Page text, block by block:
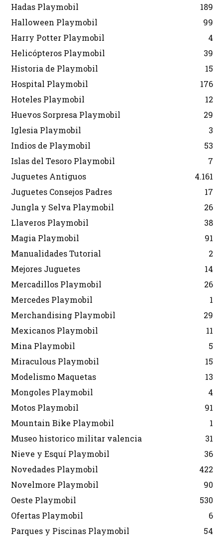
Hadas Playmobil
189
Halloween Playmobil
99
Harry Potter Playmobil
4
Helicópteros Playmobil
39
Historia de Playmobil
15
Hospital Playmobil
176
Hoteles Playmobil
12
Huevos Sorpresa Playmobil
29
Iglesia Playmobil
3
Indios de Playmobil
53
Islas del Tesoro Playmobil
7
Juguetes Antiguos
4.161
Juguetes Consejos Padres
17
Jungla y Selva Playmobil
26
Llaveros Playmobil
38
Magia Playmobil
91
Manualidades Tutorial
2
Mejores Juguetes
14
Mercadillos Playmobil
26
Mercedes Playmobil
1
Merchandising Playmobil
29
Mexicanos Playmobil
11
Mina Playmobil
5
Miraculous Playmobil
15
Modelismo Maquetas
13
Mongoles Playmobil
4
Motos Playmobil
91
Mountain Bike Playmobil
1
Museo historico militar valencia
31
Nieve y Esquí Playmobil
36
Novedades Playmobil
422
Novelmore Playmobil
90
Oeste Playmobil
530
Ofertas Playmobil
6
Parques y Piscinas Playmobil
54